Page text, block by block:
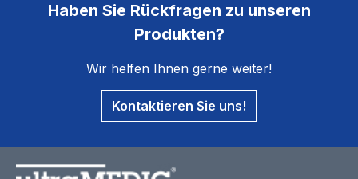
Haben Sie Rückfragen zu unseren
Produkten?
Wir helfen Ihnen gerne weiter!
Kontaktieren Sie uns!